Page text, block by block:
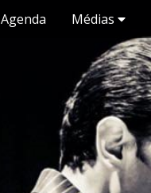
Agenda Médias